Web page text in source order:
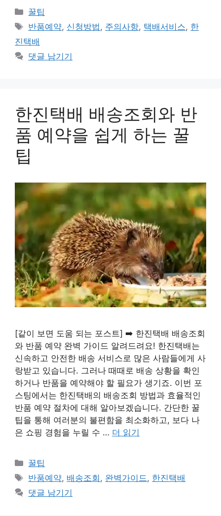
카
테
리
꿀팁
태
그
반품예약, 신청방법, 주의사항, 택배서비스, 한
진택배
댓글 남기기
한진택배 배송조회와 반
품 예약을 쉽게 하는 꿀
팁
[같이 보면 도움 되는 포스트] ➡️ 한진택배 배송조회
와 반품 예약 완벽 가이드 알려드려요! 한진택배는
신속하고 안전한 배송 서비스로 많은 사람들에게 사
랑받고 있습니다. 그러나 때때로 배송 상황을 확인
하거나 반품을 예약해야 할 필요가 생기죠. 이번 포
스팅에서는 한진택배의 배송조회 방법과 효율적인
반품 예약 절차에 대해 알아보겠습니다. 간단한 꿀
팁을 통해 여러분의 불편함을 최소화하고, 보다 나
은 쇼핑 경험을 누릴 수 … 더 읽기
카
테
리
꿀팁
태
그
반품예약, 배송조회 , 완벽가이드, 한진택배
댓글 남기기